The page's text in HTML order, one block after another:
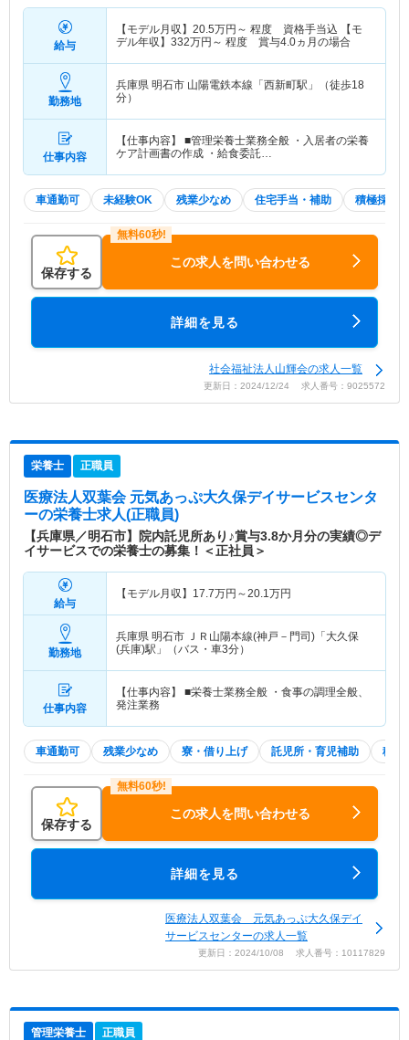
給与
【モデル月収】 20.5万円～ 程度 資格手当込 【モ
デル年収】 332万円～ 程度 賞与4.0ヵ月の場合
勤務地
兵庫県 明石市 山陽電鉄本線「西新町駅」（徒歩18
分）
仕事内容
【仕事内容】 ■管理栄養士業務全般 ・入居者の栄養
ケア計画書の作成 ・給食委託…
車通勤可 未経験OK 残業少なめ 住宅手当・補助 積極採用中
保存する
この求人を問い合わせる
詳細を見る
社会福祉法人山輝会の求人一覧
更新日：2024/12/24 求人番号：9025572
栄養士 正職員
医療法人双葉会 元気あっぷ大久保デイサービスセンタ
ーの栄養士求人(正職員)
【兵庫県／明石市】院内託児所あり♪賞与3.8か月分の実績◎デ
イサービスでの栄養士の募集！＜正社員＞
給与
【モデル月収】 17.7万円～20.1万円
勤務地
兵庫県 明石市 ＪＲ山陽本線(神戸－門司)「大久保
(兵庫)駅」（バス・車3分）
仕事内容
【仕事内容】 ■栄養士業務全般 ・食事の調理全般、
発注業務
車通勤可 残業少なめ 寮・借り上げ 託児所・育児補助 積極
保存する
この求人を問い合わせる
詳細を見る
医療法人双葉会 元気あっぷ大久保デイ
サービスセンターの求人一覧
更新日：2024/10/08 求人番号：10117829
管理栄養士 正職員